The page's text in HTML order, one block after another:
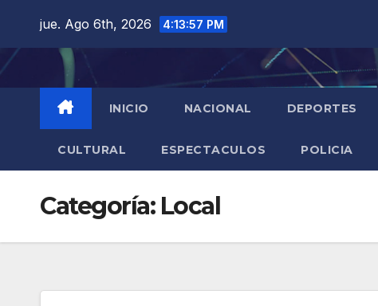
contenido
jue. Ago 6th, 2026 4:13:58 PM
INICIO NACIONAL DEPORTES
CULTURAL ESPECTACULOS POLICIA
Categoría: Local